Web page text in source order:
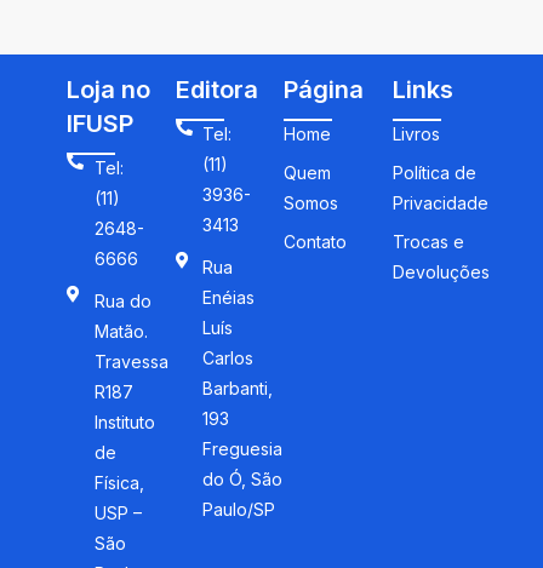
Loja no
IFUSP
Tel:
(11)
2648-
6666
Rua do
Matão.
Travessa
R187
Instituto
de
Física,
USP –
São
Editora
Tel:
(11)
3936-
3413
Rua
Enéias
Luís
Carlos
Barbanti,
193
Freguesia
do Ó, São
Paulo/SP
Página
Home
Quem
Somos
Contato
Links
Livros
Política de
Privacidade
Trocas e
Devoluções